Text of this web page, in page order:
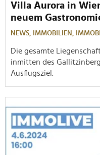
Villa Aurora in
neuem
NEWS, IMMOBILIEN,
Die gesamte
inmitten des
Ausflugsziel.